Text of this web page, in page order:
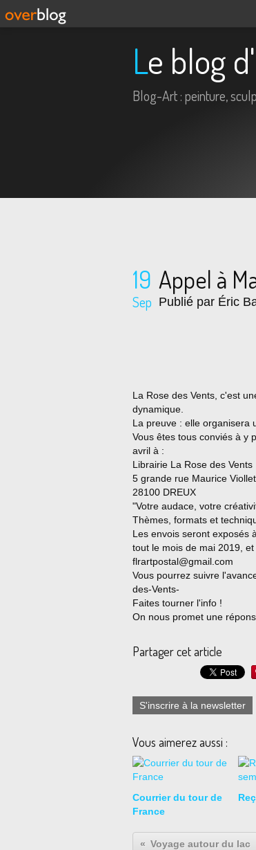
Le blog
Blog-Art : peinture,
19
Sep
Appel à
Publié par Éric
La Rose des Vents, c'est
dynamique.
La preuve : elle organisera
Vous êtes tous conviés à y
avril à :
Librairie La Rose des Vents
5 grande rue Maurice
28100 DREUX
"Votre audace, votre
Thèmes, formats et
Les envois seront exposés
tout le mois de mai 2019,
flrartpostal@gmail.com
Vous pourrez suivre
des-Vents-
Faites tourner l'info !
On nous promet une
Partager cet article
S'inscrire à la newsletter
Vous aimerez aussi :
Courrier du tour de
France
Voyage autour du lac